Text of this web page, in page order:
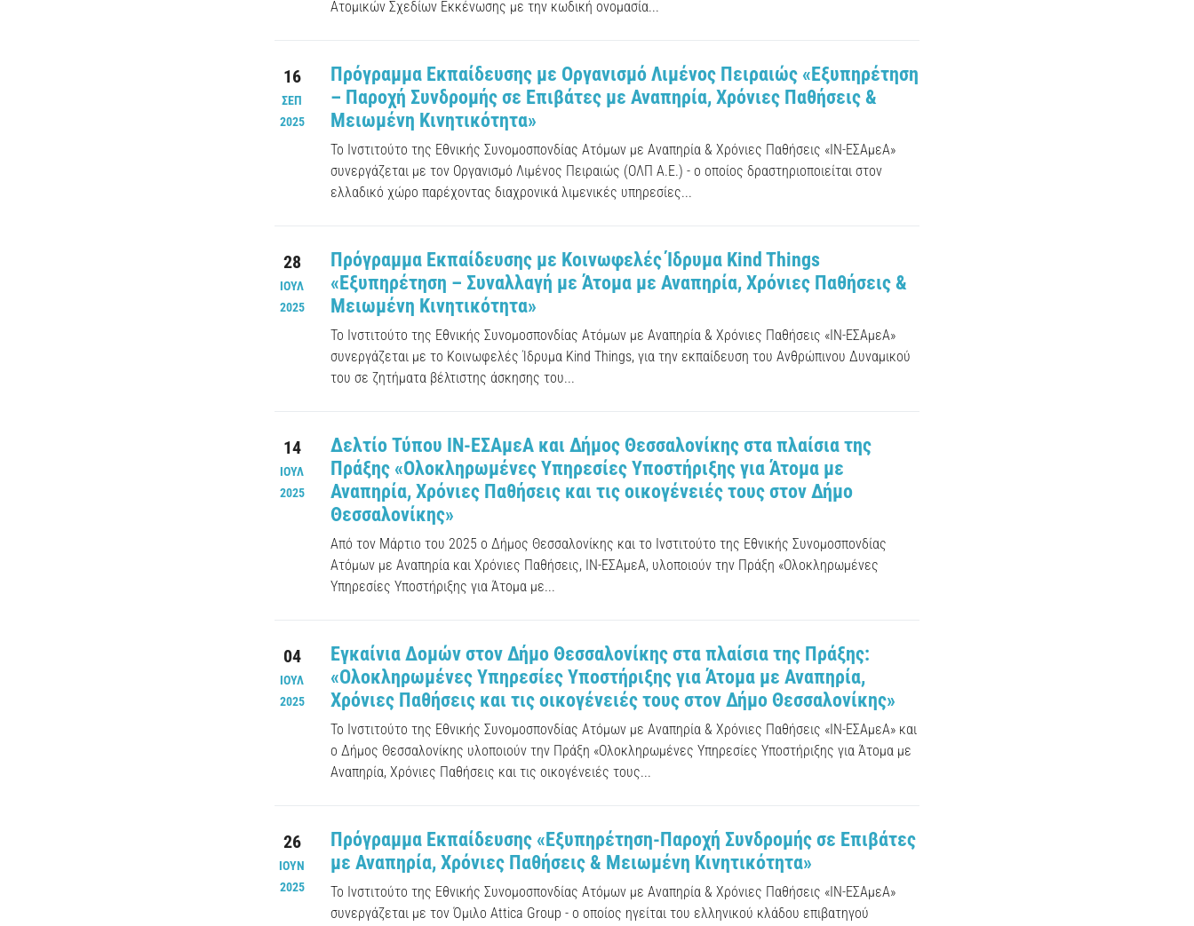
Ατομικών Σχεδίων Εκκένωσης με την κωδική ονομασία...
16
ΣΕΠ
2025
Πρόγραμμα Εκπαίδευσης με Οργανισμό Λιμένος Πειραιώς «Εξυπηρέτηση
– Παροχή Συνδρομής σε Επιβάτες με Αναπηρία, Χρόνιες Παθήσεις &
Μειωμένη Κινητικότητα»
Το Ινστιτούτο της Εθνικής Συνομοσπονδίας Ατόμων με Αναπηρία & Χρόνιες Παθήσεις «ΙΝ-ΕΣΑμεΑ»
συνεργάζεται με τον Οργανισμό Λιμένος Πειραιώς (ΟΛΠ Α.Ε.) - ο οποίος δραστηριοποιείται στον
ελλαδικό χώρο παρέχοντας διαχρονικά λιμενικές υπηρεσίες...
28
ΙΟΥΛ
2025
Πρόγραμμα Εκπαίδευσης με Κοινωφελές Ίδρυμα Kind Things
«Εξυπηρέτηση – Συναλλαγή με Άτομα με Αναπηρία, Χρόνιες Παθήσεις &
Μειωμένη Κινητικότητα»
Το Ινστιτούτο της Εθνικής Συνομοσπονδίας Ατόμων με Αναπηρία & Χρόνιες Παθήσεις «ΙΝ-ΕΣΑμεΑ»
συνεργάζεται με το Κοινωφελές Ίδρυμα Kind Things, για την εκπαίδευση του Ανθρώπινου Δυναμικού
του σε ζητήματα βέλτιστης άσκησης του...
14
ΙΟΥΛ
2025
Δελτίο Τύπου ΙΝ-ΕΣΑμεΑ και Δήμος Θεσσαλονίκης στα πλαίσια της
Πράξης «Ολοκληρωμένες Υπηρεσίες Υποστήριξης για Άτομα με
Αναπηρία, Χρόνιες Παθήσεις και τις οικογένειές τους στον Δήμο
Θεσσαλονίκης»
Από τον Μάρτιο του 2025 ο Δήμος Θεσσαλονίκης και το Ινστιτούτο της Εθνικής Συνομοσπονδίας
Ατόμων με Αναπηρία και Χρόνιες Παθήσεις, ΙΝ-ΕΣΑμεΑ, υλοποιούν την Πράξη «Ολοκληρωμένες
Υπηρεσίες Υποστήριξης για Άτομα με...
04
ΙΟΥΛ
2025
Εγκαίνια Δομών στον Δήμο Θεσσαλονίκης στα πλαίσια της Πράξης:
«Ολοκληρωμένες Υπηρεσίες Υποστήριξης για Άτομα με Αναπηρία,
Χρόνιες Παθήσεις και τις οικογένειές τους στον Δήμο Θεσσαλονίκης»
Το Ινστιτούτο της Εθνικής Συνομοσπονδίας Ατόμων με Αναπηρία & Χρόνιες Παθήσεις «ΙΝ-ΕΣΑμεΑ» και
ο Δήμος Θεσσαλονίκης υλοποιούν την Πράξη «Ολοκληρωμένες Υπηρεσίες Υποστήριξης για Άτομα με
Αναπηρία, Χρόνιες Παθήσεις και τις οικογένειές τους...
26
ΙΟΥΝ
2025
Πρόγραμμα Εκπαίδευσης «Εξυπηρέτηση-Παροχή Συνδρομής σε Επιβάτες
με Αναπηρία, Χρόνιες Παθήσεις & Μειωμένη Κινητικότητα»
Το Ινστιτούτο της Εθνικής Συνομοσπονδίας Ατόμων με Αναπηρία & Χρόνιες Παθήσεις «ΙΝ-ΕΣΑμεΑ»
συνεργάζεται με τον Όμιλο Attica Group - ο οποίος ηγείται του ελληνικού κλάδου επιβατηγού